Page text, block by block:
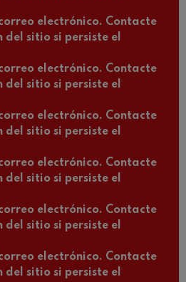
electrónico. Contacte
sitio si persiste el
electrónico. Contacte
sitio si persiste el
electrónico. Contacte
sitio si persiste el
electrónico. Contacte
sitio si persiste el
electrónico. Contacte
sitio si persiste el
electrónico. Contacte
sitio si persiste el